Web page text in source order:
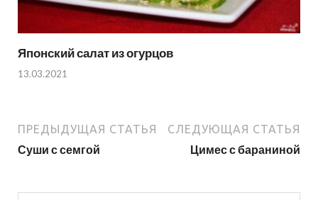
Японский салат из огурцов
13.03.2021
ПРЕДЫДУЩАЯ СТАТЬЯ
Суши с семгой
СЛЕДУЮЩАЯ СТАТЬЯ
Цимес с бараниной